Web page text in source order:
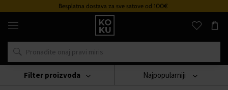
Originalni
parfemi
satovi
na
mjestu
Sat
Muški Satovi Muški Satovi U-BoatNajpopularniji
Filter proizvoda